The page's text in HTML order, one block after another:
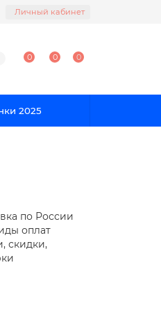
Личный кабинет
0 0 0
2025
по России
оплат
скидки,